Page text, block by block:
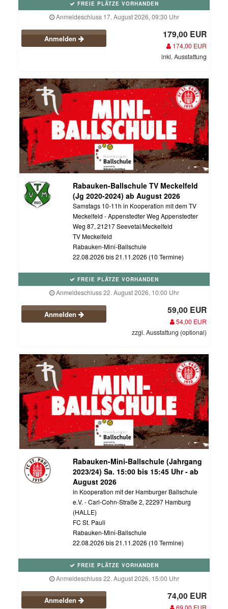
FREIE PLÄTZE VORHANDEN
Anmeldeschluss 17. August 2026, 09:30 Uhr
Anmelden 179,00 EUR
174,00 EUR
inkl. Ausstattung
Rabauken-Ballschule TV Meckelfeld
(Jg 2020-2024) ab August 2026
Samstags 10-11h in Kooperation mit dem TV
Meckelfeld - Appenstedter Weg Appenstedter
Weg 87, 21217 Seevetal/Meckelfeld
TV Meckelfeld
Rabauken-Mini-Ballschule
22.08.2026 bis 21.11.2026 (10 Termine)
FREIE PLÄTZE VORHANDEN
Anmeldeschluss 22. August 2026, 10:00 Uhr
Anmelden 59,00 EUR
54,00 EUR
zzgl. Ausstattung (optional)
Rabauken-Mini-Ballschule (Jahrgang
2023/24) Sa. 15:00 bis 15:45 Uhr - ab
August 2026
in Kooperation mit der Hamburger Ballschule
e.V. - Carl-Cohn-Straße 2, 22297 Hamburg
(HALLE)
FC St. Pauli
Rabauken-Mini-Ballschule
22.08.2026 bis 21.11.2026 (10 Termine)
FREIE PLÄTZE VORHANDEN
Anmeldeschluss 22. August 2026, 15:00 Uhr
Anmelden 74,00 EUR
69,00 EUR